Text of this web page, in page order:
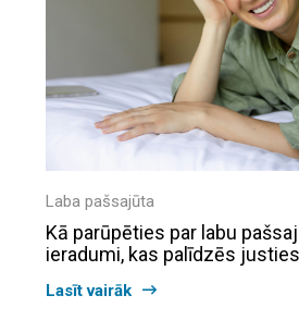
Laba pašsajūta
Kā parūpēties par labu
ieradumi, kas palīdzēs
Lasīt vairāk